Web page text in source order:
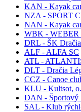
KAN - Kayak
NZA - SPORT
NAN - Kayak
WBK -
DRL - ŠK
ALF - ALFA SC
ATL -
DLT - Dračia
CCZ - Canoe
KLU - Kultsot,
DAN - Športový
SAL - Klub